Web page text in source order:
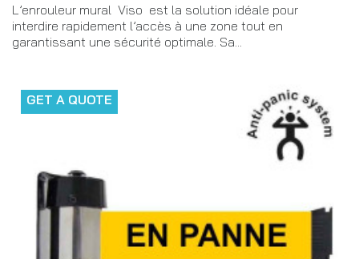
L’enrouleur mural Viso est la solution idéale pour
interdire rapidement l’accès à une zone tout en
garantissant une sécurité optimale. Sa...
GET A QUOTE